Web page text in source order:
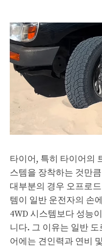
타이어, 특히 타이어의
스템을 장착하는 것만
대부분의 경우 오프로
템이 일반 운전자의 손
4WD 시스템보다 성능
니다. 그 이유는 일반
어에는 견인력과 연비